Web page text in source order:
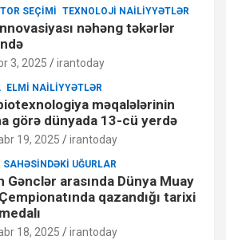
SEÇIMI TEXNOLOJI NAILIYYƏTLƏR
nəhəng təkərlər
3, 2025 irantoday
ELMI NAILIYYƏTLƏR
məqalələrinin
görə dünyada 13-cü yerdə
19, 2025 irantoday
UĞURLAR
Gənclər arasında Dünya Muay
qazandığı tarixi
18, 2025 irantoday